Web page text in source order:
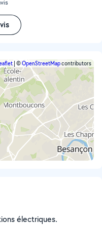
©OpenStreetMapcontributors
électriques.